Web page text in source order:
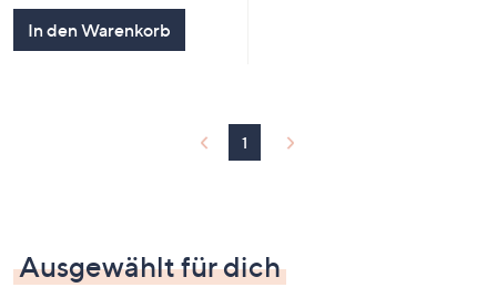
In den Warenkorb
1
Ausgewählt für dich